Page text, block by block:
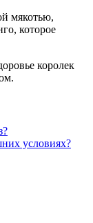
мякотью,
которое
королек
условиях?